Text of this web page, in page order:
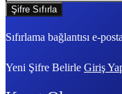
Sıfırlama bağlantısı e-
Yeni Şifre Belirle Giriş